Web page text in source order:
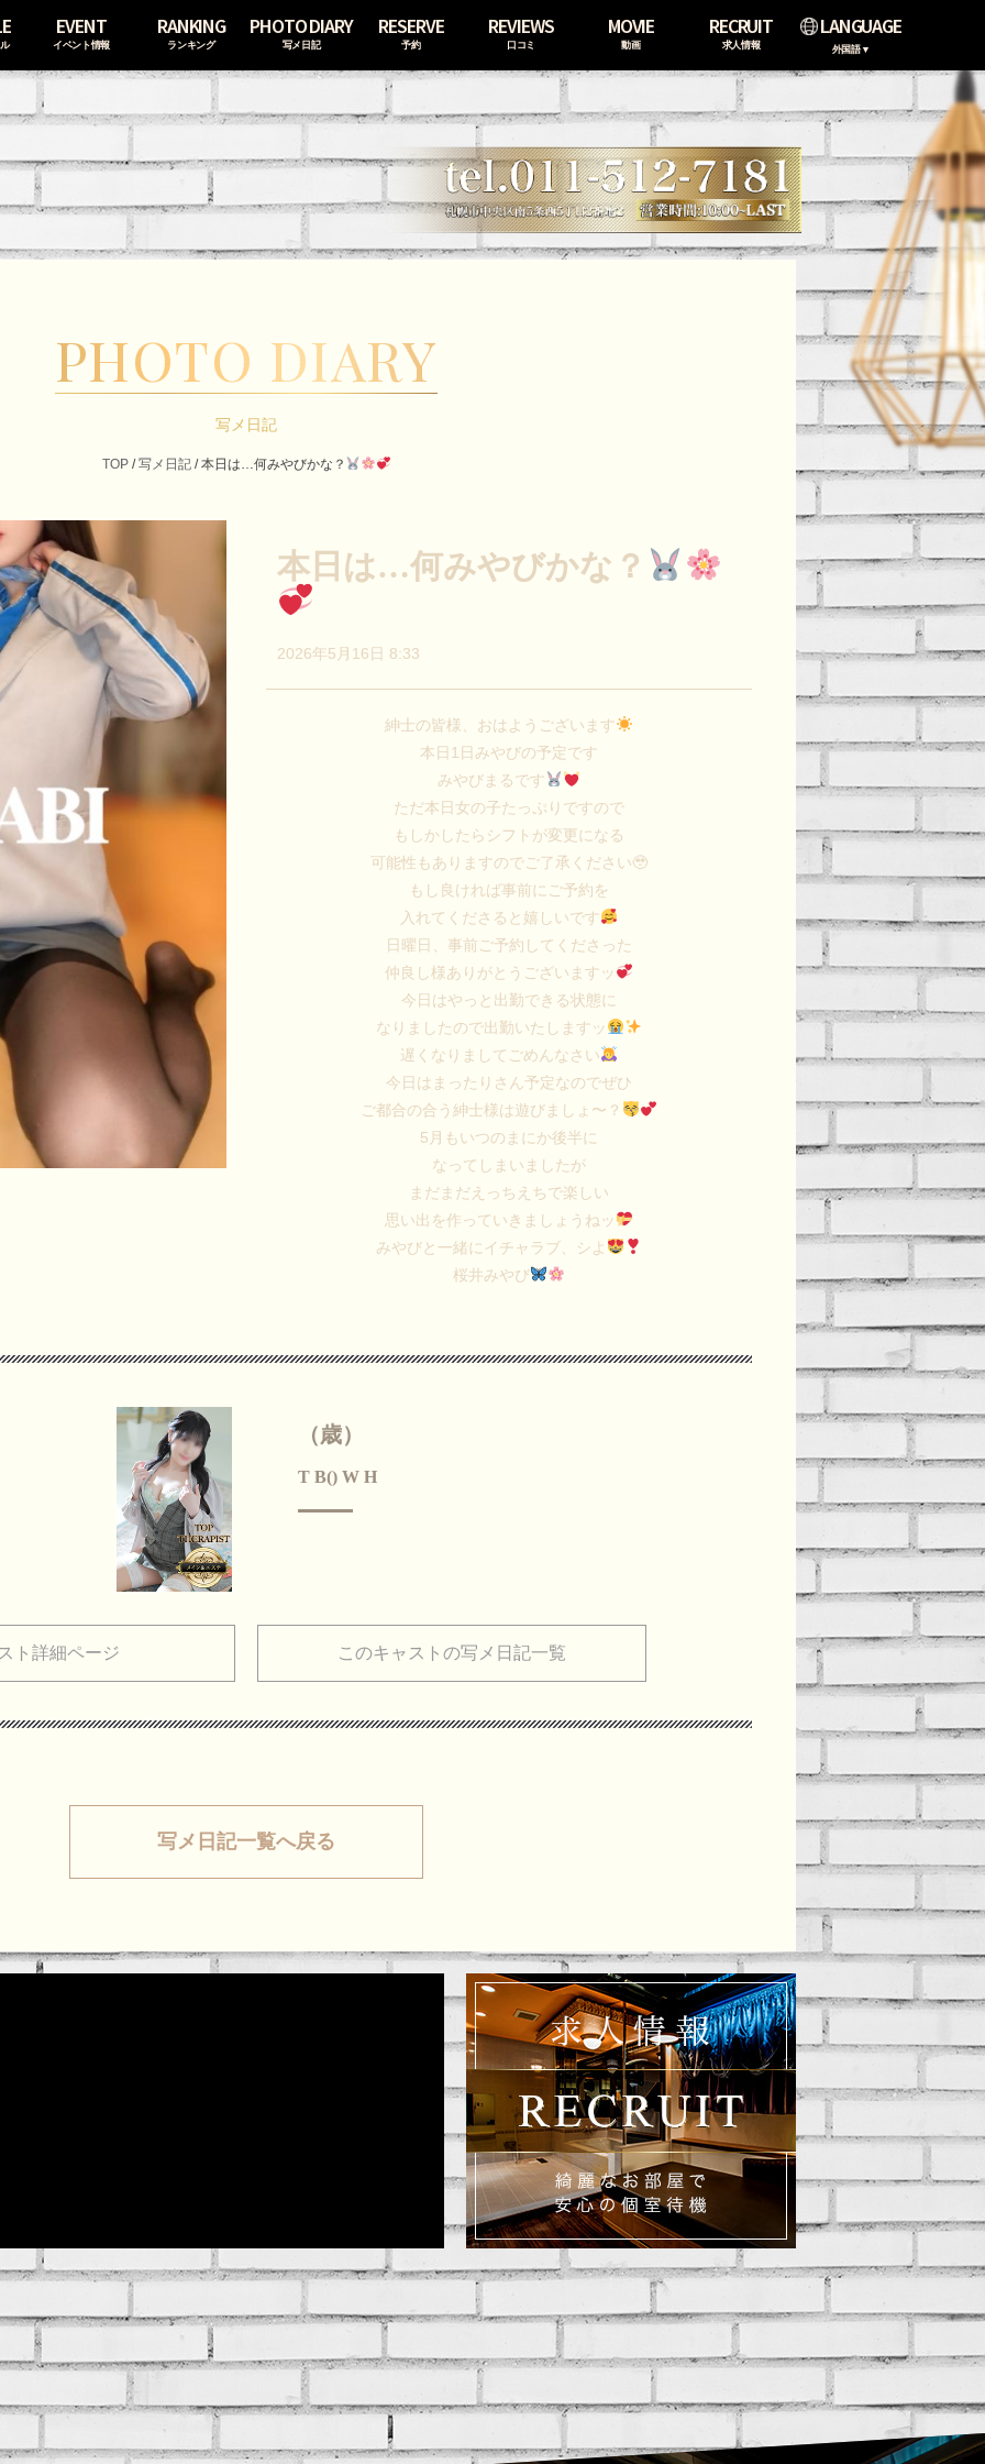
EVENT
イベント情報
RANKING
ランキング
PHOTO DIARY
写メ日記
RESERVE
予約
REVIEWS
口コミ
MOVIE
動画
RECRUIT
求人情報
LANGUAGE
外国語▼
PHOTO DIARY
写メ日記
TOP/写メ日記/本日は…何みやびかな？
本日は…何みやびかな？
2026年5月16日 8:33
紳士の皆様、おはようございます
本日1日みやびの予定です
みやびまるです
ただ本日女の子たっぷりですので
もしかしたらシフトが変更になる
可能性もありますのでご了承ください🥹
もし良ければ事前にご予約を
入れてくださると嬉しいです
日曜日、事前ご予約してくださった
仲良し様ありがとうございますッ
今日はやっと出勤できる状態に
なりましたので出勤いたしますッ
遅くなりましてごめんなさい
今日はまったりさん予定なのでぜひ
ご都合の合う紳士様は遊びましょ〜？
5月もいつのまにか後半に
なってしまいましたが
まだまだえっちえちで楽しい
思い出を作っていきましょうねッ
みやびと一緒にイチャラブ、シよ
桜井みやび
（歳）
T B() W H
ト詳細ページ このキャストの写メ日記一覧
写メ日記一覧へ戻る